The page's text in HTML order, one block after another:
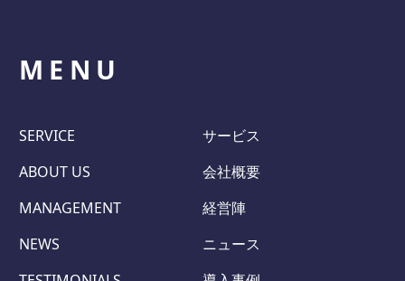
MENU
SERVICE
サービス
ABOUT US
会社概要
MANAGEMENT
経営陣
NEWS
ニュース